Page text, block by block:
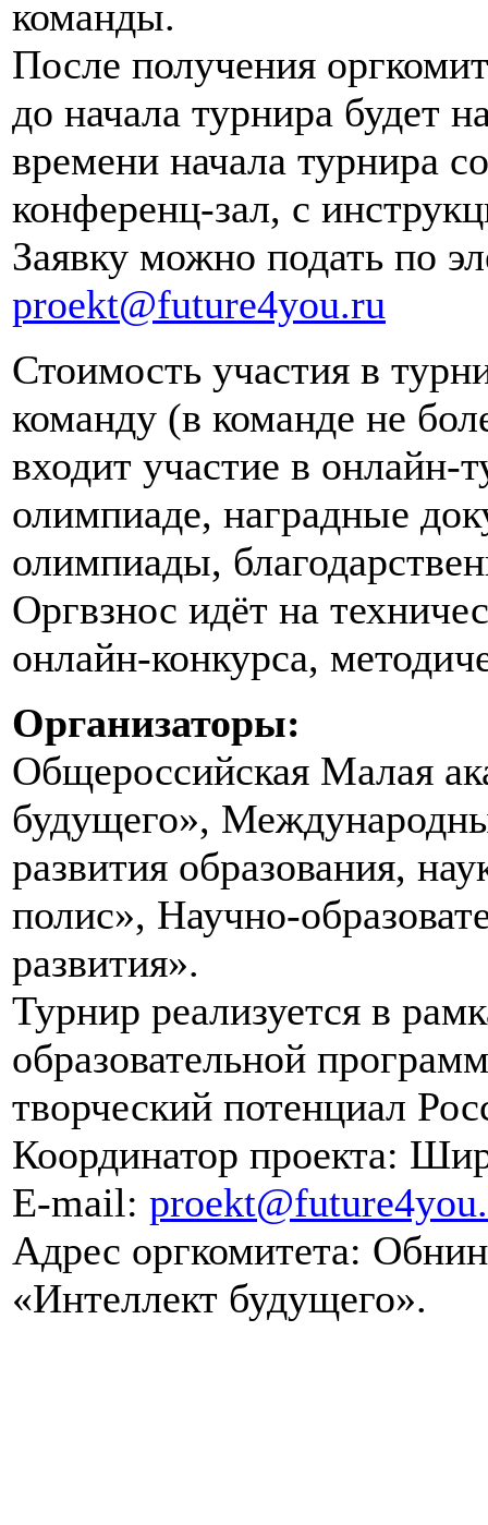
команды.
После получения
до начала турнира будет
времени начала турнира
конференц-зал, с
Заявку можно подать по
proekt@future4you.ru
Стоимость участия в
команду (в команде не
входит участие в онлайн-
олимпиаде, наградные
олимпиады,
Оргвзнос идёт на
онлайн-конкурса,
Организаторы:
Общероссийская Малая
будущего»,
развития образования,
полис», Научно-
развития».
Турнир реализуется в
образовательной
творческий потенциал
Координатор проекта:
E-mail:
Адрес оргкомитета:
«Интеллект будущего».